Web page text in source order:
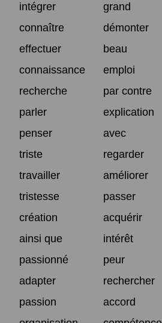
intégrer
grand
connaître
démonter
effectuer
beau
connaissance
emploi
recherche
par contre
parler
explication
penser
avec
triste
regarder
travailler
améliorer
tristesse
passer
création
acquérir
ainsi que
intérêt
passionné
peur
adapter
rechercher
passion
accord